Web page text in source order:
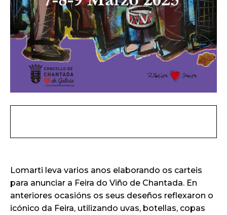
Lomarti leva varios anos elaborando os carteis
para anunciar a Feira do Viño de Chantada. En
anteriores ocasións os seus deseños reflexaron o
icónico da Feira, utilizando uvas, botellas, copas